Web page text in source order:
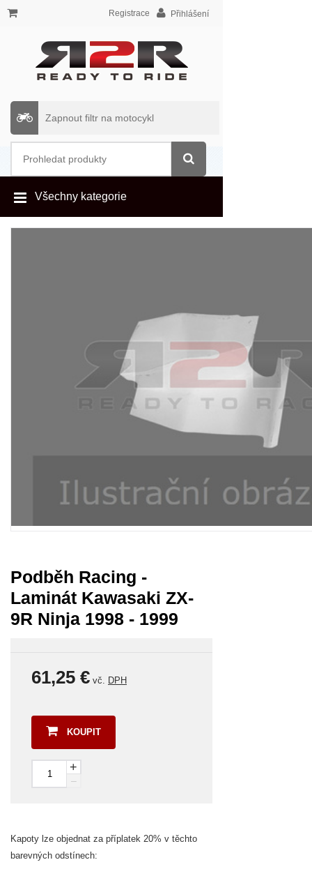
Přihlášení
Registrace
Zapnout filtr na motocykl
Všechny kategorie
Podběh Racing -
Laminát Kawasaki ZX-
9R Ninja 1998 - 1999
61,25 € vč. DPH
KOUPIT
+
–
Kapoty lze objednat za příplatek 20% v těchto
barevných odstínech: